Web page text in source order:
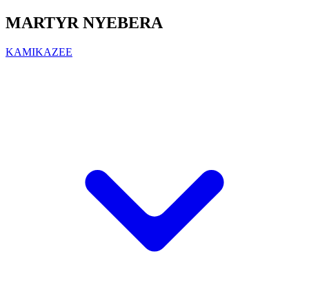
MARTYR NYEBERA
KAMIKAZEE